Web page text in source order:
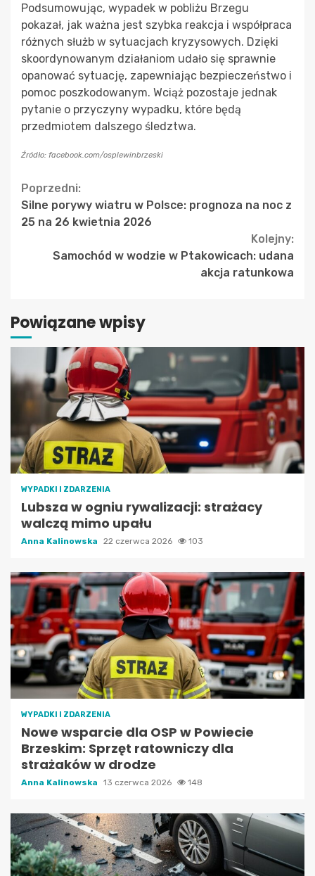
Podsumowując, wypadek w pobliżu Brzegu
pokazał, jak ważna jest szybka reakcja i współpraca
różnych służb w sytuacjach kryzysowych. Dzięki
skoordynowanym działaniom udało się sprawnie
opanować sytuację, zapewniając bezpieczeństwo i
pomoc poszkodowanym. Wciąż pozostaje jednak
pytanie o przyczyny wypadku, które będą
przedmiotem dalszego śledztwa.
Źródło: facebook.com/osplewinbrzeski
Continue
Reading
Poprzedni:
Silne porywy wiatru w Polsce: prognoza na noc z
25 na 26 kwietnia 2026
Kolejny:
Samochód w wodzie w Ptakowicach: udana
akcja ratunkowa
Powiązane wpisy
WYPADKI I ZDARZENIA
Lubsza w ogniu rywalizacji: strażacy
walczą mimo upału
Anna Kalinowska 22 czerwca 2026 103
WYPADKI I ZDARZENIA
Nowe wsparcie dla OSP w Powiecie
Brzeskim: Sprzęt ratowniczy dla
strażaków w drodze
Anna Kalinowska 13 czerwca 2026 148